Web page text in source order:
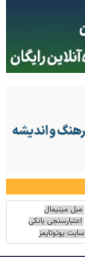
مبل مینیمال
اعتبارسنجی بانکی
سایت یوتوتایمز